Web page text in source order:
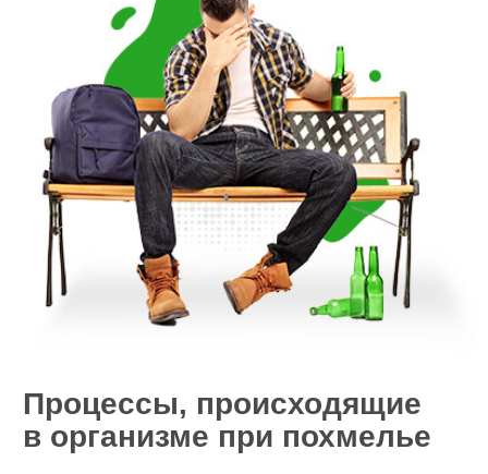
Процессы, происходящие
в организме при похмелье